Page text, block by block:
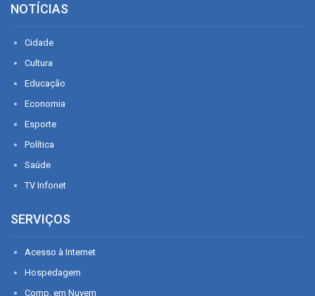
NOTÍCIAS
Cidade
Cultura
Educação
Economia
Esporte
Política
Saúde
TV Infonet
SERVIÇOS
Acesso à Internet
Hospedagem
Comp. em Nuvem